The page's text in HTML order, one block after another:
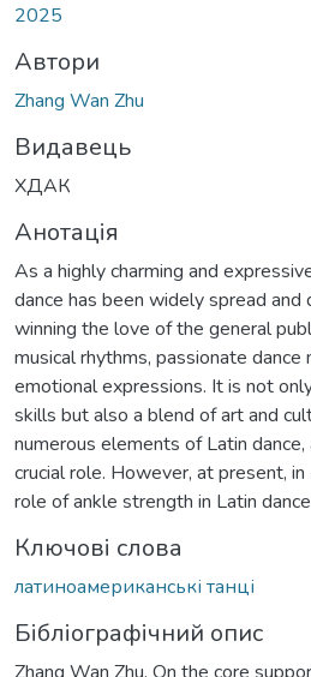
2025
Автори
Zhang Wan Zhu
Видавець
ХДАК
Анотація
As a highly charming and
dance has been widely spread
winning the love of the general
musical rhythms, passionate
emotional expressions. It is not
skills but also a blend of art and
numerous elements of Latin
crucial role. However, at present,
role of ankle strength in Latin
Ключові слова
латиноамериканські танці
Бібліографічний опис